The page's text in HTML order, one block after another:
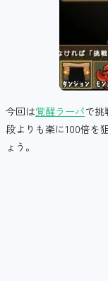
今回は覚醒ラーパで
段よりも楽に100倍を
ょう。